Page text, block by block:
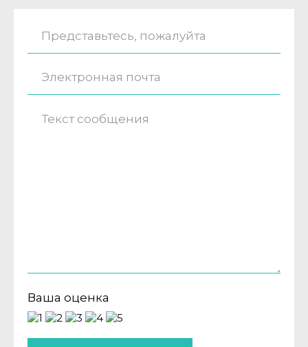
Ваша оценка